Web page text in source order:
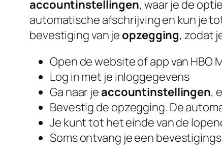
accountinstellingen, waar je de optie
automatische afschrijving en kun je
bevestiging van je opzegging, zodat
Open de website of app van HBO
Log in met je inloggegevens
Ga naar jeaccountinstellingen,
Bevestig de opzegging. De
Je kunt tot het einde van de
Soms ontvang je een